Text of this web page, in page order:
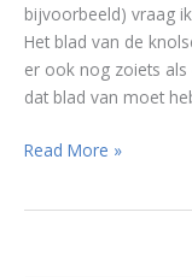
bijvoorbeeld) vraag
Het blad van de
er ook nog zoiets
dat blad van moet
Selderijblad:
van
Read More »